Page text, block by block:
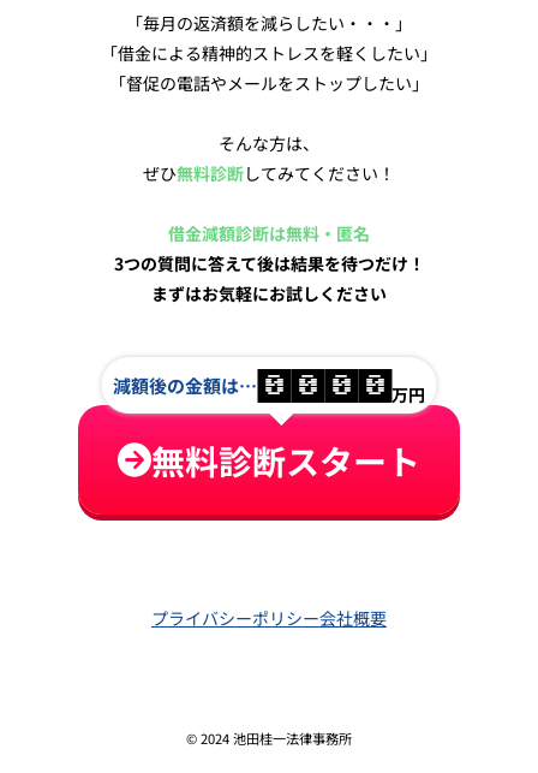
「毎月の返済額を減らしたい・・・」
「借金による精神的ストレスを軽くしたい」
「督促の電話やメールをストップしたい」
そんな方は、
ぜひ無料診断してみてください！
借金減額診断は無料・匿名
3つの質問に答えて後は結果を待つだけ！
まずはお気軽にお試しください
減額後の金額は… 0 0 0 0 万円
無料診断スタート
プライバシーポリシー会社概要
© 2024 池田桂一法律事務所